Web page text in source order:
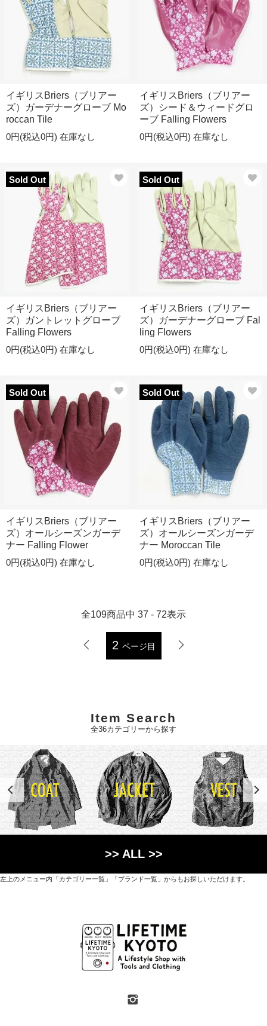
イギリスBriers（ブリアー
ズ）ガーデナーグローブ Mo
roccan Tile
0円(税込0円) 在庫なし
イギリスBriers（ブリアー
ズ）シード＆ウィードグロ
ーブ Falling Flowers
0円(税込0円) 在庫なし
Sold Out
イギリスBriers（ブリアー
ズ）ガントレットグローブ
Falling Flowers
0円(税込0円) 在庫なし
Sold Out
イギリスBriers（ブリアー
ズ）ガーデナーグローブ Fal
ling Flowers
0円(税込0円) 在庫なし
Sold Out
イギリスBriers（ブリアー
ズ）オールシーズンガーデ
ナー Falling Flower
0円(税込0円) 在庫なし
Sold Out
イギリスBriers（ブリアー
ズ）オールシーズンガーデ
ナー Moroccan Tile
0円(税込0円) 在庫なし
全109商品中 37 - 72表示
2 ページ目
Item Search
全36カテゴリーから探す
>> ALL >>
左上のメニュー内「カテゴリー一覧」「ブランド一覧」からもお探しいただけます。
オリジナルを含むファッションアイテムが中心の
京都・紫野にあるライフスタイルショップです。
京都府京都市北区紫野上築山町21（1階と2階）
定休日 / 水・日曜